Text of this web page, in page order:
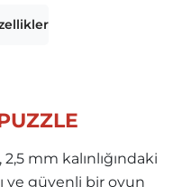
, 2,5 mm kalınlığındaki
ve güvenli bir oyun